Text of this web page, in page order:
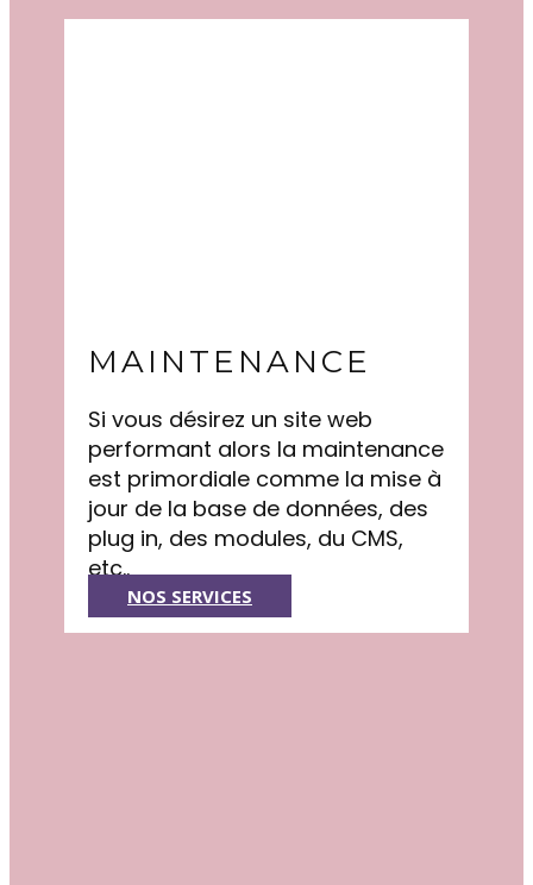
MAINTENANCE
Si vous désirez un site web
performant alors la maintenance
est primordiale comme la mise à
jour de la base de données, des
plug in, des modules, du CMS,
etc..
NOS SERVICES